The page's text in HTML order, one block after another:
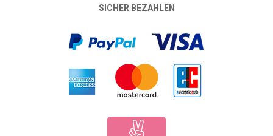
SICHER BEZAHLEN